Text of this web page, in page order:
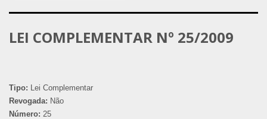
LEI COMPLEMENTAR Nº 25/2009
Tipo: Lei Complementar
Revogada: Não
Número: 25